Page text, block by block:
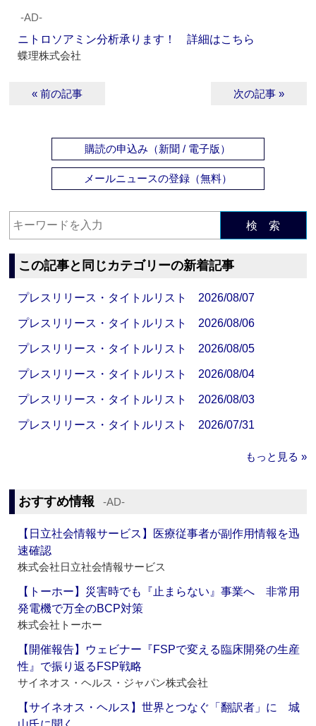
‐AD‐
ニトロソアミン分析承ります！ 詳細はこちら
蝶理株式会社
« 前の記事 次の記事 »
購読の申込み（新聞 / 電子版）
メールニュースの登録（無料）
検 索
この記事と同じカテゴリーの新着記事
プレスリリース・タイトルリスト 2026/08/07
プレスリリース・タイトルリスト 2026/08/06
プレスリリース・タイトルリスト 2026/08/05
プレスリリース・タイトルリスト 2026/08/04
プレスリリース・タイトルリスト 2026/08/03
プレスリリース・タイトルリスト 2026/07/31
もっと見る »
おすすめ情報 ‐AD‐
【日立社会情報サービス】医療従事者が副作用情報を迅
速確認
株式会社日立社会情報サービス
【トーホー】災害時でも『止まらない』事業へ 非常用
発電機で万全のBCP対策
株式会社トーホー
【開催報告】ウェビナー『FSPで変える臨床開発の生産
性』で振り返るFSP戦略
サイネオス・ヘルス・ジャパン株式会社
【サイネオス・ヘルス】世界とつなぐ「翻訳者」に 城